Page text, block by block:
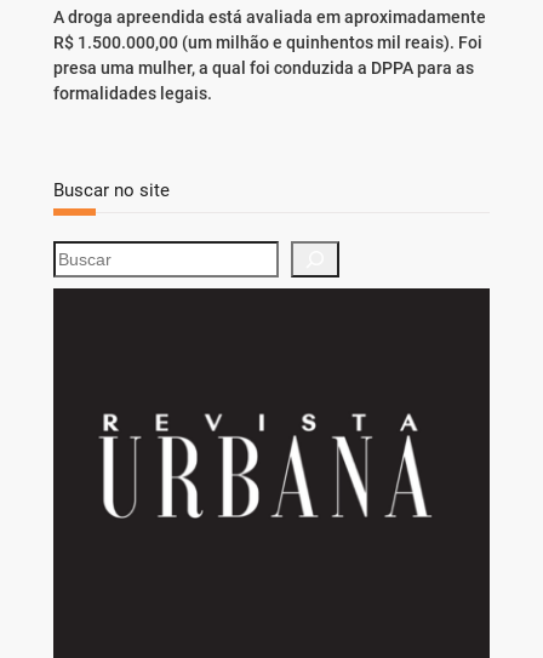
A droga apreendida está avaliada em aproximadamente
R$ 1.500.000,00 (um milhão e quinhentos mil reais). Foi
presa uma mulher, a qual foi conduzida a DPPA para as
formalidades legais.
Buscar no site
S
e